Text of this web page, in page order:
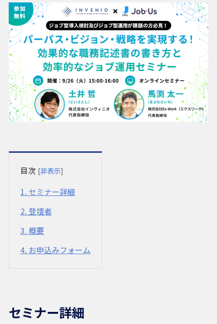
目次 [非表示]
1 セミナー詳細
2 登壇者
3 概要
4 お申込みフォーム
セミナー詳細